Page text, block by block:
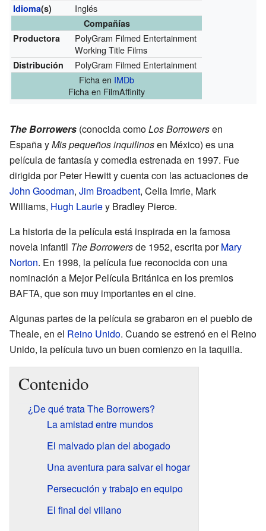
Idioma(s) Inglés
Compañías
Productora
PolyGram Filmed Entertainment
Working Title Films
Distribución
PolyGram Filmed Entertainment
Ficha en IMDb
Ficha en FilmAffinity
The Borrowers (conocida comoLos Borrowersen
España yMis pequeños inquilinosen México) es una
película de fantasía y comedia estrenada en 1997. Fue
dirigida por Peter Hewitt y cuenta con las actuaciones de
John Goodman, Jim Broadbent, Celia Imrie, Mark
Williams, Hugh Lauriey Bradley Pierce.
La historia de la película está inspirada en la famosa
novela infantil The Borrowersde 1952, escrita porMary
Norton. En 1998, la película fue reconocida con una
nominación a Mejor Película Británica en los premios
BAFTA, que son muy importantes en el cine.
Algunas partes de la película se grabaron en el pueblo de
Theale, en el Reino Unido. Cuando se estrenó en el Reino
Unido, la película tuvo un buen comienzo en la taquilla.
Contenido
¿De qué trata The Borrowers?
La amistad entre mundos
El malvado plan del abogado
Una aventura para salvar el hogar
Persecución y trabajo en equipo
El final del villano